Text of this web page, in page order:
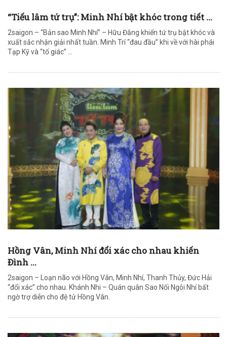
“Tiếu lâm tứ trụ”: Minh Nhí bật khóc trong tiết ...
2saigon – “Bản sao Minh Nhí” – Hữu Đằng khiến tứ trụ bật khóc và
xuất sắc nhận giải nhất tuần. Minh Trí “đau đầu” khi về với hài phái
Tạp Kỹ và “tố giác” ...
Hồng Vân, Minh Nhí đổi xác cho nhau khiến
Đình ...
2saigon – Loạn não với Hồng Vân, Minh Nhí, Thanh Thủy, Đức Hải
“đổi xác” cho nhau. Khánh Nhi – Quán quân Sao Nối Ngôi Nhí bất
ngờ trợ diễn cho đệ tử Hồng Vân.